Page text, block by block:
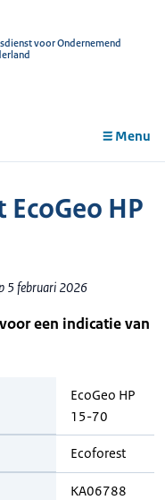
voor Ondernemend
Menu
HP
5 februari 2026
een indicatie van
EcoGeo HP
15-70
Ecoforest
KA06788